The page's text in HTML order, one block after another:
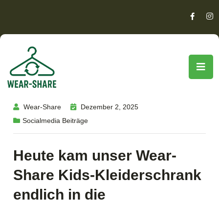
Wear-Share
Dezember 2, 2025
Socialmedia Beiträge
Heute kam unser Wear-
Share Kids-Kleiderschrank
endlich in die